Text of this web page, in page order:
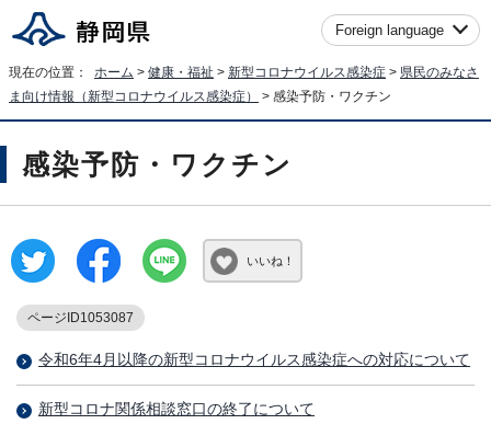
Foreign language
現在の位置： ホーム > 健康・福祉 > 新型コロナウイルス感染症 > 県民のみなさ
ま向け情報（新型コロナウイルス感染症）
> 感染予防・ワクチン
感染予防・ワクチン
いいね！
ページID1053087
令和6年4月以降の新型コロナウイルス感染症への対応について
新型コロナ関係相談窓口の終了について